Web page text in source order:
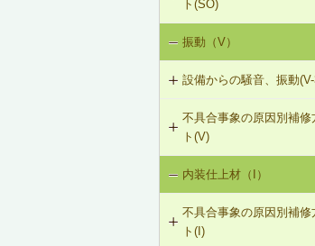
R-1-206 束による屋根梁の
強（たる木方式）
R-1-501 仕上材の留付け
き）
留め付け補修
ト(SO)
界床に係る遮音不良（床歩
床衝撃音）（SO-1）
界床に係る遮音不良（椅
や物の落下音等の床衝撃
2）
界壁に係る遮音不良（界壁
過音）（SO-3）
外壁開口部に係る遮音不良
振動（V）
設備からの騒音、振動
V-3-001 換気扇・ダクト等
事
V-3-002 水栓の取付け直し
V-3-003 器具用通気弁の取
不具合事象の原因別補修
ト(V)
床振動（V-1）
水平振動（V-2）
内装仕上材（I）
不具合事象の原因別補修
ト(I)